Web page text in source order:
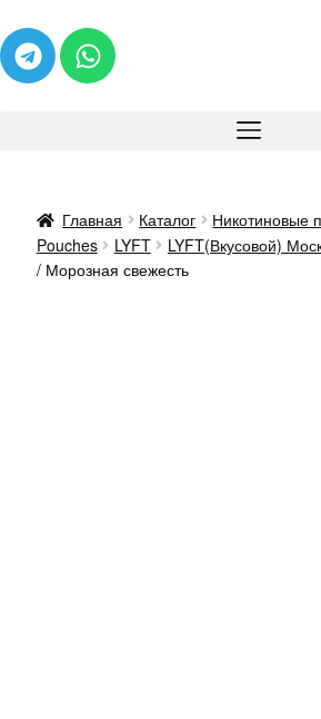
Главная Каталог
Никотиновые
Pouches
LYFT LYFT(Вкусовой)
/ Морозная свежесть